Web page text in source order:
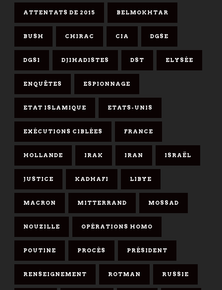
ATTENTATS DE 2015 BELMOKHTAR
BUSH CHIRAC CIA DGSE
DGSI DJIHADISTES DST ELYSÉE
ENQUÊTES ESPIONNAGE
ETAT ISLAMIQUE ETATS-UNIS
EXÉCUTIONS CIBLÉES FRANCE
HOLLANDE IRAK IRAN ISRAËL
JUSTICE KADHAFI LIBYE
MACRON MITTERRAND MOSSAD
NOUZILLE OPÉRATIONS HOMO
POUTINE PROCÈS PRÉSIDENT
RENSEIGNEMENT ROTMAN RUSSIE